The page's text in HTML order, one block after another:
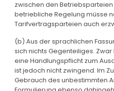
zwischen den Betriebsparteien
betriebliche Regelung müsse
Tarifvertragsparteien auch
(b) Aus der sprachlichen
sich nichts Gegenteiliges.
eine Handlungspflicht zum
ist jedoch nicht zwingend. Im
Gebrauch des unbestimmten